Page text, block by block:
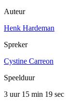
Auteur
Henk Hardeman
Spreker
Cystine Carreon
Speelduur
3 uur 15 min 19 sec